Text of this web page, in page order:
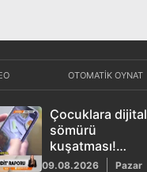
OTOMATİK OYNAT
Çocuklara dijital
sömürü
kuşatması!
Uzmanlar uyardı
09.08.2026 Pazar